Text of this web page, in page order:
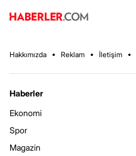
Hakkımızda Reklam İletişim
Haberler
Ekonomi
Spor
Magazin